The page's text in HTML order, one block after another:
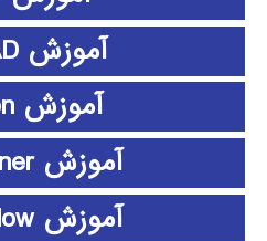
آموزش PSCAD
آموزش python
آموزش rapidminer
آموزش ShowFlow